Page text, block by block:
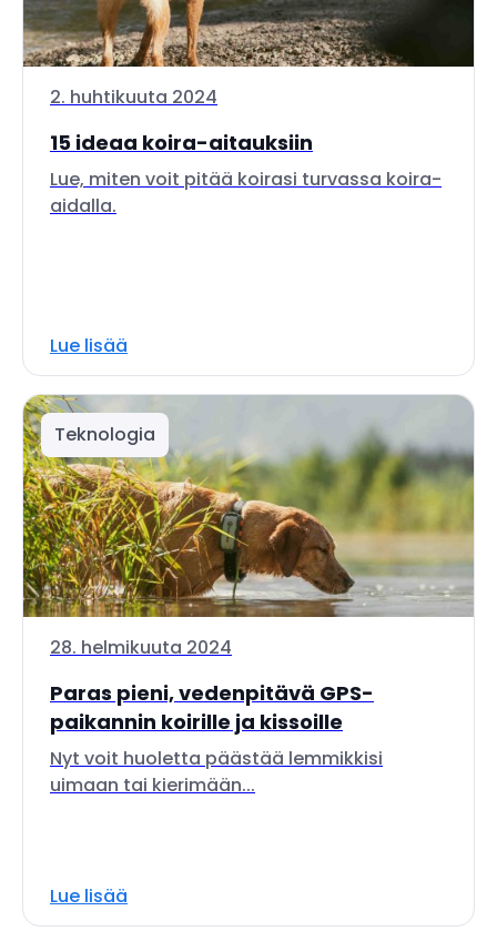
2. huhtikuuta 2024
15 ideaa koira-aitauksiin
Lue, miten voit pitää koirasi turvassa koira-
aidalla.
Lue lisää
Teknologia
28. helmikuuta 2024
Paras pieni, vedenpitävä GPS-
paikannin koirille ja kissoille
Nyt voit huoletta päästää lemmikkisi
uimaan tai kierimään...
Lue lisää